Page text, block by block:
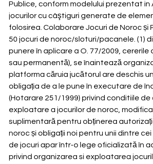
Publice, conform modelului prezentat in
jocurilor cu câştiguri generate de
folosirea. Colaborare Jocuri de Noroc și
50 jocuri de noroc/sloturi/pacanele. (1)
punere în aplicare a O. 77/2009,
sau permanentă), se înaintează
platforma căruia jucătorul are deschis
obligația de a le pune în executare de
(Hotarare 251/1999) privind conditiile
exploatare a jocurilor de noroc,
suplimentară pentru obținerea
noroc și obligații noi pentru unii dintre
de jocuri apar într-o lege oficializată în
privind organizarea si exploatarea